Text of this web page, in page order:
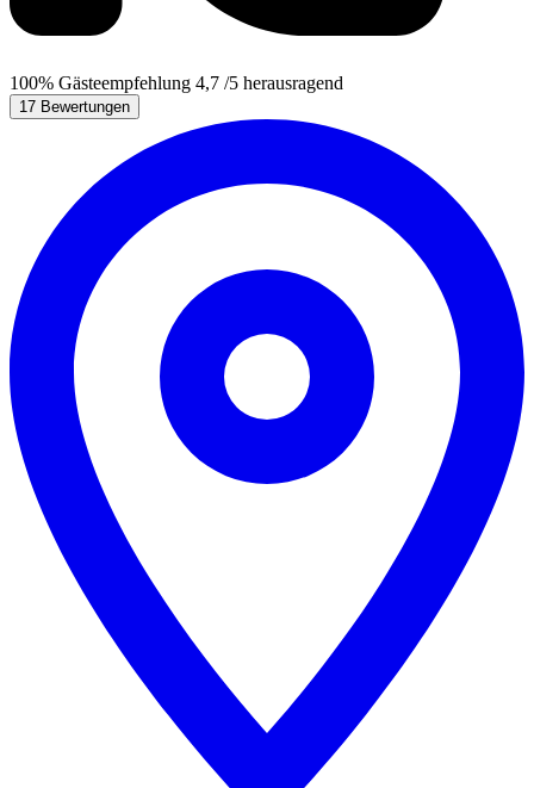
100% Gästeempfehlung 4,7 /5 herausragend
17 Bewertungen